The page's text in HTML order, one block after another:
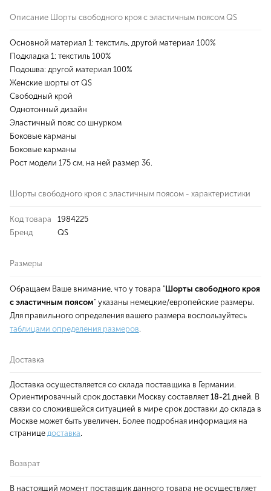
Описание Шорты свободного кроя с эластичным поясом QS
Основной материал 1: текстиль, другой материал 100%
Подкладка 1: текстиль 100%
Подошва: другой материал 100%
Женские шорты от QS
Свободный крой
Однотонный дизайн
Эластичный пояс со шнурком
Боковые карманы
Боковые карманы
Рост модели 175 см, на ней размер 36.
Шорты свободного кроя с эластичным поясом - характеристики
Код товара
1984225
Бренд
QS
Размеры
Обращаем Ваше внимание, что у товара "Шорты свободного кроя
с эластичным поясом" указаны немецкие/европейские размеры.
Для правильного определения вашего размера воспользуйтесь
таблицами определения размеров.
Доставка
Доставка осуществляется со склада поставщика в Германии.
Ориентировачный срок доставки Москву составляет 18-21 дней. В
связи со сложившейся ситуацией в мире срок доставки до склада в
Москве может быть увеличен. Более подробная информация на
странице доставка.
Возврат
В настоящий момент поставщик данного товара не осуществляет